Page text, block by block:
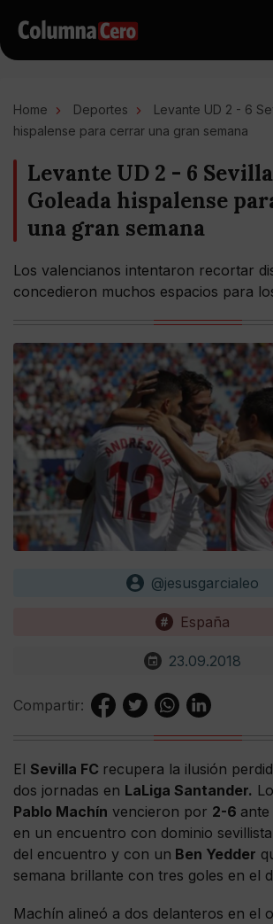
Home Deportes
Levante UD 2 - 6
hispalense para cerrar una gran semana
Levante UD 2 - 6
Goleada hispalense
una gran semana
Los valencianos intentaron recortar
concedieron muchos espacios para
@jesusgarcialeo
España
23.09.2018
Compartir:
El Sevilla FC recupera la ilusión
dos jornadas en LaLiga Santander.
Pablo Machín vencieron por 2-6 ante
en un encuentro con dominio
del encuentro y con un Ben Yedder
semana brillante con tres goles en el
Machín alineó a dos delanteros en el